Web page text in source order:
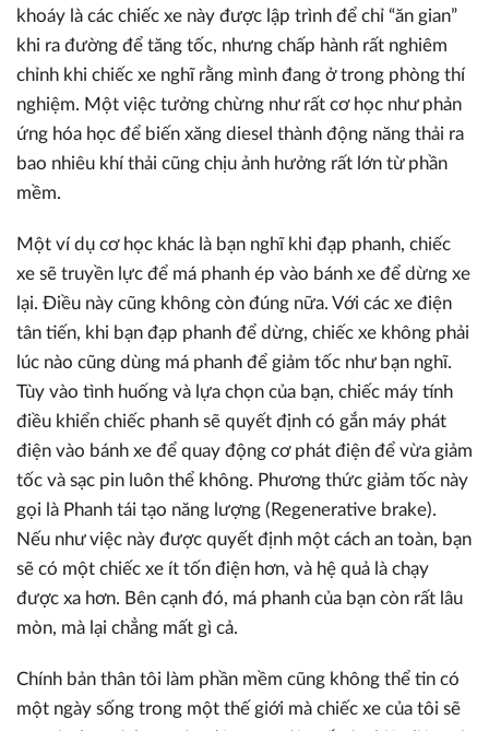
khoáy là các chiếc xe này được lập trình để chỉ “ăn gian”
khi ra đường để tăng tốc, nhưng chấp hành rất nghiêm
chỉnh khi chiếc xe nghĩ rằng mình đang ở trong phòng thí
nghiệm. Một việc tưởng chừng như rất cơ học như phản
ứng hóa học để biến xăng diesel thành động năng thải ra
bao nhiêu khí thải cũng chịu ảnh hưởng rất lớn từ phần
mềm.
Một ví dụ cơ học khác là bạn nghĩ khi đạp phanh, chiếc
xe sẽ truyền lực để má phanh ép vào bánh xe để dừng xe
lại. Điều này cũng không còn đúng nữa. Với các xe điện
tân tiến, khi bạn đạp phanh để dừng, chiếc xe không phải
lúc nào cũng dùng má phanh để giảm tốc như bạn nghĩ.
Tùy vào tình huống và lựa chọn của bạn, chiếc máy tính
điều khiển chiếc phanh sẽ quyết định có gắn máy phát
điện vào bánh xe để quay động cơ phát điện để vừa giảm
tốc và sạc pin luôn thể không. Phương thức giảm tốc này
gọi là Phanh tái tạo năng lượng (Regenerative brake).
Nếu như việc này được quyết định một cách an toàn, bạn
sẽ có một chiếc xe ít tốn điện hơn, và hệ quả là chạy
được xa hơn. Bên cạnh đó, má phanh của bạn còn rất lâu
mòn, mà lại chẳng mất gì cả.
Chính bản thân tôi làm phần mềm cũng không thể tin có
một ngày sống trong một thế giới mà chiếc xe của tôi sẽ